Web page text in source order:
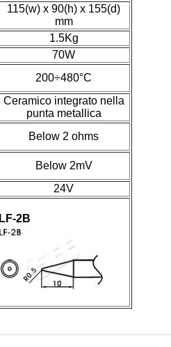
115(w) x 90(h) x 155(d)
mm
1.5Kg
70W
200÷480°C
Ceramico integrato nella
punta metallica
Below 2 ohms
Below 2mV
24V
LF-2B